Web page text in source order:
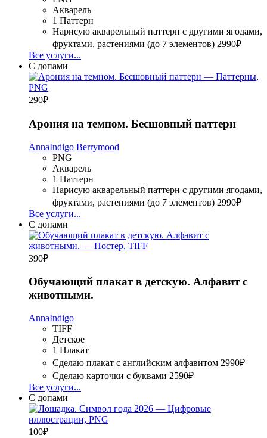
Акварель
1 Паттерн
Нарисую акварельный паттерн с другими ягодами,
фруктами, растениями (до 7 элементов) 2990₽
Все услуги...
С допами
290₽
Арония на темном. Бесшовный паттерн
AnnaIndigo Berrymood
PNG
Акварель
1 Паттерн
Нарисую акварельный паттерн с другими ягодами,
фруктами, растениями (до 7 элементов) 2990₽
Все услуги...
С допами
390₽
Обучающий плакат в детскую. Алфавит с
животными.
AnnaIndigo
TIFF
Детское
1 Плакат
Сделаю плакат с английским алфавитом 2990₽
Сделаю карточки с буквами 2590₽
Все услуги...
С допами
100₽